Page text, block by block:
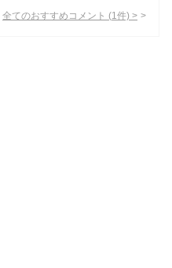
全てのおすすめコメント (1 件) >